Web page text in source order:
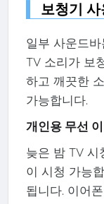
보청기
일부 사운드
TV 소리가 보
하고 깨끗한
가능합니다.
개인용 무선
늦은 밤 TV 시
이 시청 가능
됩니다. 이어